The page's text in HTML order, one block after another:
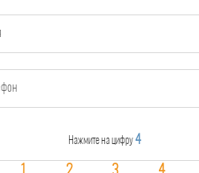
Нажмите на цифру 4